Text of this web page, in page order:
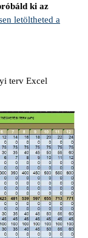
ki az
letöltheted a
terv Excel